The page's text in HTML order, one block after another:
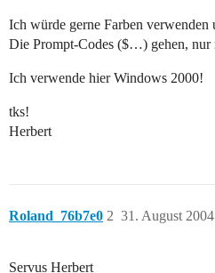
Ich würde gerne Farben verwenden
Die Prompt-Codes ($…) gehen, nur
Ich verwende hier Windows 2000!
tks!
Herbert
Roland_76b7e0 31. August
2
Servus Herbert